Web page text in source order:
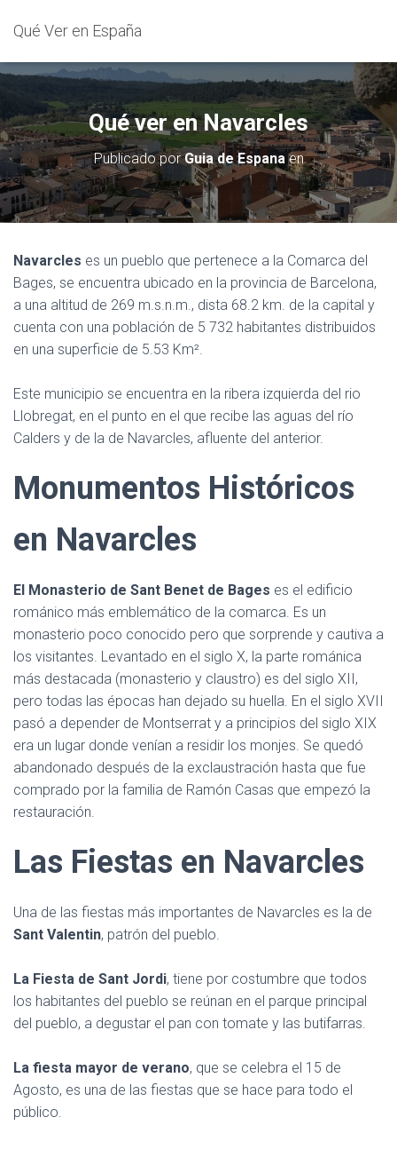
Qué Ver en España
Qué ver en Navarcles
Publicado porGuia de Espanaen
Navarcles es un pueblo que pertenece a la Comarca del
Bages, se encuentra ubicado en la provincia de Barcelona,
a una altitud de 269 m.s.n.m., dista 68.2 km. de la capital y
cuenta con una población de 5 732 habitantes distribuidos
en una superficie de 5.53 Km².
Este municipio se encuentra en la ribera izquierda del rio
Llobregat, en el punto en el que recibe las aguas del río
Calders y de la de Navarcles, afluente del anterior.
Monumentos Históricos
en Navarcles
El Monasterio de Sant Benet de Bages es el edificio
románico más emblemático de la comarca. Es un
monasterio poco conocido pero que sorprende y cautiva a
los visitantes. Levantado en el siglo X, la parte románica
más destacada (monasterio y claustro) es del siglo XII,
pero todas las épocas han dejado su huella. En el siglo XVII
pasó a depender de Montserrat y a principios del siglo XIX
era un lugar donde venían a residir los monjes. Se quedó
abandonado después de la exclaustración hasta que fue
comprado por la familia de Ramón Casas que empezó la
restauración.
Las Fiestas en Navarcles
Una de las fiestas más importantes de Navarcles es la de
Sant Valentin, patrón del pueblo.
La Fiesta de Sant Jordi, tiene por costumbre que todos
los habitantes del pueblo se reúnan en el parque principal
del pueblo, a degustar el pan con tomate y las butifarras.
La fiesta mayor de verano, que se celebra el 15 de
Agosto, es una de las fiestas que se hace para todo el
público.